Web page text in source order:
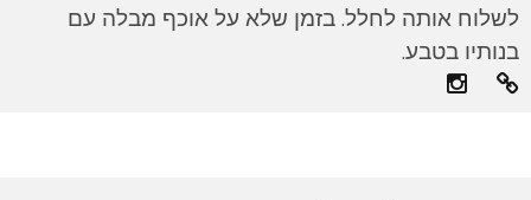
לשלוח אותה לחלל. בזמן שלא על אוכף מבלה עם
בנותיו בטבע.